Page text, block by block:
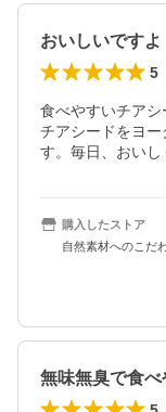
おいしいですよ
5
食べやすいチア
チアシードをヨ
す。毎日、おいし
購入したストア
自然素材へのこだ
無味無臭で食べ